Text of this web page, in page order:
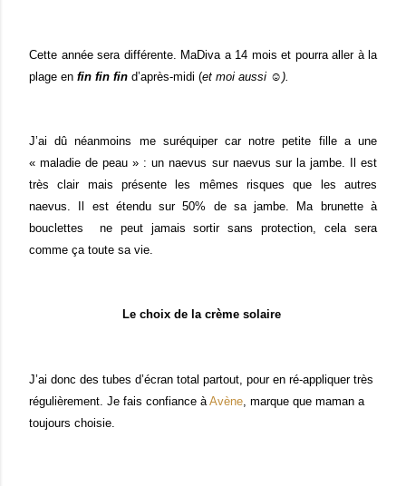
Cette année sera différente. MaDiva a 14 mois et pourra aller à la
plage en fin fin fin d’après-midi (et moi aussi ☺).
J’ai dû néanmoins me suréquiper car notre petite fille a une
« maladie de peau » : un naevus sur naevus sur la jambe. Il est
très clair mais présente les mêmes risques que les autres
naevus. Il est étendu sur 50% de sa jambe. Ma brunette à
bouclettes
ne peut jamais sortir sans protection, cela sera
comme ça toute sa vie.
Le choix de la crème solaire
J’ai donc des tubes d’écran total partout, pour en ré-appliquer très
régulièrement. Je fais confiance àAvène, marque que maman a
toujours choisie.